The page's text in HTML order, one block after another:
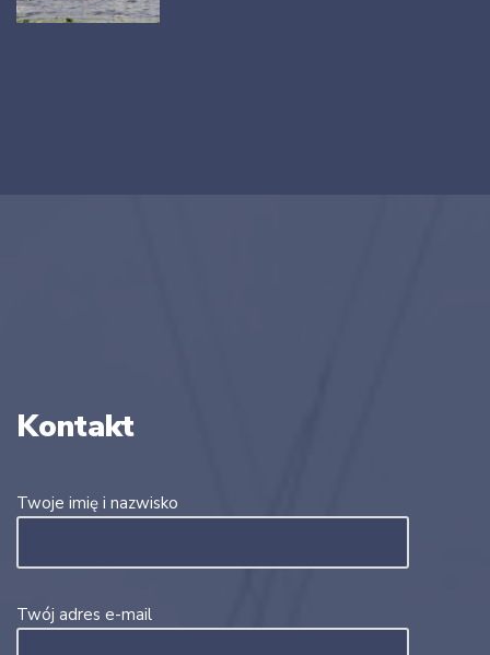
Kontakt
Twoje imię i nazwisko
Twój adres e-mail